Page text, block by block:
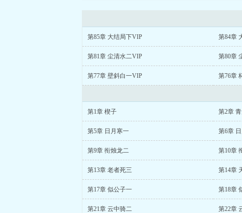
第85章 大结局下VIP 第84章
第81章 尘清水二VIP 第80章
第77章 壁斜白一VIP 第76章
第1章 楔子 第2章
第5章 日月寒一 第6章
第9章 衔烛龙二 第10章
第13章 老者死三 第14章
第17章 似公子一 第18章
第21章 云中骑二 第22章